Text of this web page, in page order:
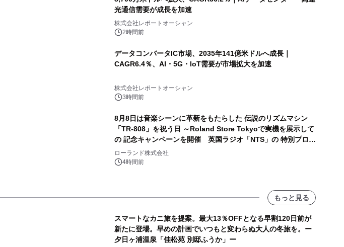
光通信需要が成長を加速
株式会社レポートオーシャン
2時間前
データコンバータIC市場、2035年141億米ドルへ成長｜
CAGR6.4％、AI・5G・IoT需要が市場拡大を加速
株式会社レポートオーシャン
3時間前
8月8日は音楽シーンに革新をもたらした 伝説のリズムマシン
「TR-808」を祝う日 ～Roland Store Tokyoで実機を展示して
の 記念キャンペーンを開催 英国ラジオ「NTS」の 特別プログ
ラムや、「TR-808」を愛する伝説的アーティストを フィーチ
ャーしたアニメーションを公開～
ローランド株式会社
4時間前
もっと見る
スマートなカニ旅を提案。最大13％OFFとなる早割120日前が
新たに登場。早めの計画でいつもと変わらぬ大人の冬旅を。ー
夕日ヶ浦温泉「佳松苑 別邸ふうか」ー